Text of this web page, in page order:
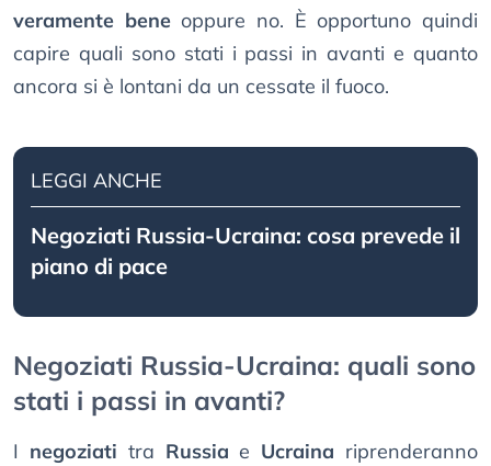
veramente beneoppure no. È opportuno quindi
capire quali sono stati i passi in avanti e quanto
ancora si è lontani da un cessate il fuoco.
LEGGI ANCHE
Negoziati Russia-Ucraina: cosa prevede il
piano di pace
Negoziati Russia-Ucraina: quali sono
stati i passi in avanti?
I negoziati tra Russia e Ucraina riprenderanno